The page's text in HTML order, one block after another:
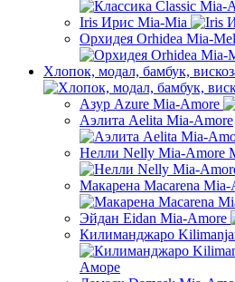
Iris Ирис Mia-Mia
Орхидея Orhidea Mia-
Хлопок, модал, бамбук,
Азур Azure Mia-Amore
Аэлита Aelita Mia-Amore
Нелли Nelly Mia-Amore
Макарена Macarena Mia-
Эйдан Eidan Mia-Amore
Килиманджаро